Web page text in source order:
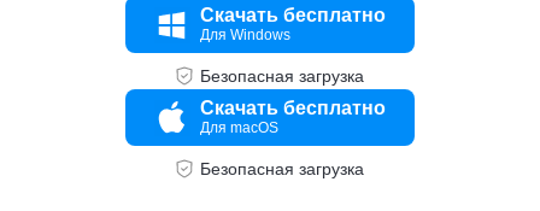
Скачать бесплатно
Для Windows
Безопасная загрузка
Скачать бесплатно
Для macOS
Безопасная загрузка